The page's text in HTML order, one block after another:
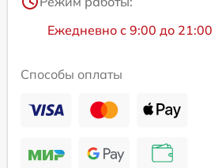
Ежедневно с 9:00 до 21:00
Способы оплаты